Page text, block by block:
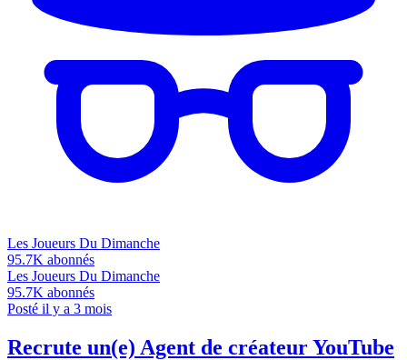
Les Joueurs Du Dimanche
95.7K abonnés
Les Joueurs Du Dimanche
95.7K abonnés
Posté il y a 3 mois
Recrute un(e) Agent de créateur YouTube